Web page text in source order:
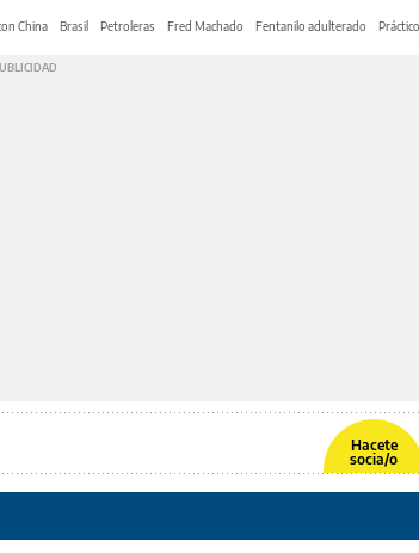
China Brasil Petroleras Fred Machado Fentanilo adulterado
Hacete
socia/o